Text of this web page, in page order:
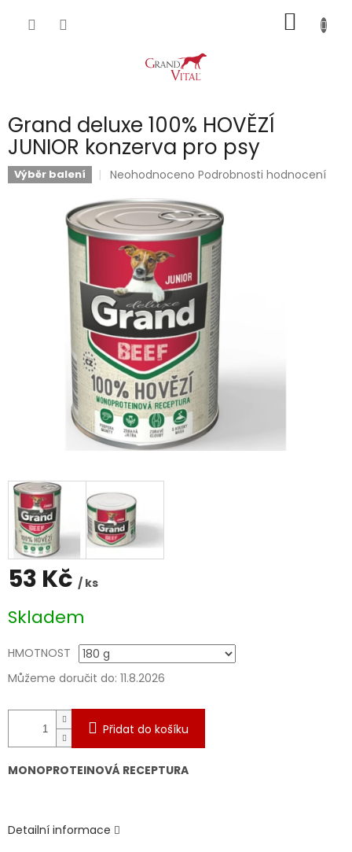
KOŠÍK
Grand deluxe 100% HOVĚZÍ
JUNIOR konzerva pro psy
Výběr balení
Průměrné
produktu
je
0,0
hvězdiček.
Neohodnoceno Podrobnosti hodnocení
53 Kč / ks
cena:
Skladem
HMOTNOST
Můžeme doručit do: 11.8.2026
Přidat do košíku
MONOPROTEINOVÁ RECEPTURA
Detailní informace